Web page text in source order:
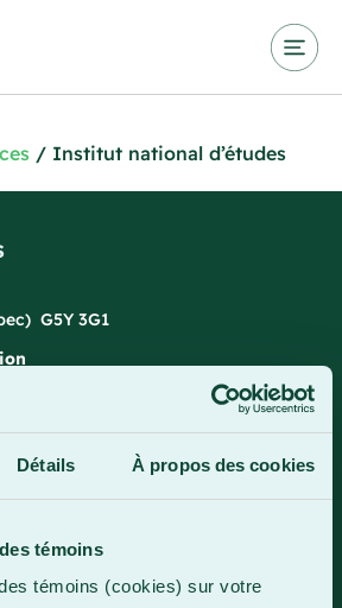
Détails À propos des cookies
témoins
témoins (cookies) sur votre
/ Institut national d’études
G5Y 3G1
à 15 h 45